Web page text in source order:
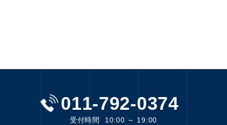
011-792-0374
受付時間 10:00 ～ 19:00